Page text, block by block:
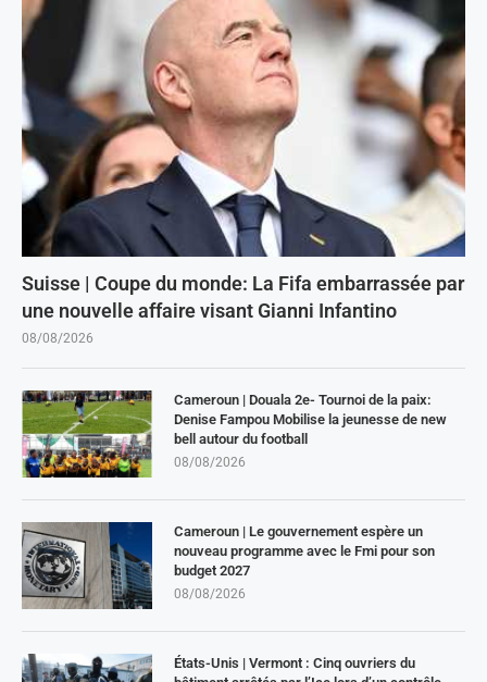
Suisse | Coupe du monde: La Fifa embarrassée par
une nouvelle affaire visant Gianni Infantino
08/08/2026
Cameroun | Douala 2e- Tournoi de la paix:
Denise Fampou Mobilise la jeunesse de new
bell autour du football
08/08/2026
Cameroun | Le gouvernement espère un
nouveau programme avec le Fmi pour son
budget 2027
08/08/2026
États-Unis | Vermont : Cinq ouvriers du